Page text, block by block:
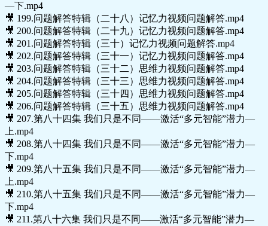
—下.mp4
🎥 199.问题解答特辑（二十八）记忆力视频问题解答.mp4
🎥 200.问题解答特辑（二十九）记忆力视频问题解答.mp4
🎥 201.问题解答特辑（三十）记忆力视频问题解答.mp4
🎥 202.问题解答特辑（三十一）记忆力视频问题解答.mp4
🎥 203.问题解答特辑（三十二）思维力视频问题解答.mp4
🎥 204.问题解答特辑（三十三）思维力视频问题解答.mp4
🎥 205.问题解答特辑（三十四）思维力视频问题解答.mp4
🎥 206.问题解答特辑（三十五）思维力视频问题解答.mp4
🎥 207.第八十四集 我们只是不同——激活“多元智能”潜力—
上.mp4
🎥 208.第八十四集 我们只是不同——激活“多元智能”潜力—
下.mp4
🎥 209.第八十五集 我们只是不同——激活“多元智能”潜力—
上.mp4
🎥 210.第八十五集 我们只是不同——激活“多元智能”潜力—
下.mp4
🎥 211.第八十六集 我们只是不同——激活“多元智能”潜力—